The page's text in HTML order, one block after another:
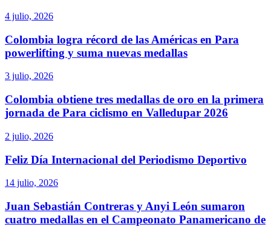
4 julio, 2026
Colombia logra récord de las Américas en Para
powerlifting y suma nuevas medallas
3 julio, 2026
Colombia obtiene tres medallas de oro en la primera
jornada de Para ciclismo en Valledupar 2026
2 julio, 2026
Feliz Día Internacional del Periodismo Deportivo
14 julio, 2026
Juan Sebastián Contreras y Anyi León sumaron
cuatro medallas en el Campeonato Panamericano de